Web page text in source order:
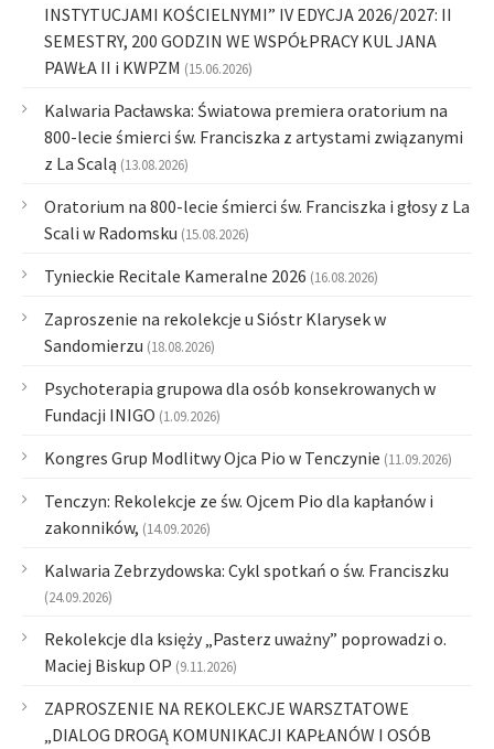
INSTYTUCJAMI KOŚCIELNYMI” IV EDYCJA 2026/2027: II
SEMESTRY, 200 GODZIN WE WSPÓŁPRACY KUL JANA
PAWŁA II i KWPZM (15.06.2026)
Kalwaria Pacławska: Światowa premiera oratorium na
800-lecie śmierci św. Franciszka z artystami związanymi
z La Scalą (13.08.2026)
Oratorium na 800-lecie śmierci św. Franciszka i głosy z La
Scali w Radomsku (15.08.2026)
Tynieckie Recitale Kameralne 2026 (16.08.2026)
Zaproszenie na rekolekcje u Sióstr Klarysek w
Sandomierzu (18.08.2026)
Psychoterapia grupowa dla osób konsekrowanych w
Fundacji INIGO (1.09.2026)
Kongres Grup Modlitwy Ojca Pio w Tenczynie (11.09.2026)
Tenczyn: Rekolekcje ze św. Ojcem Pio dla kapłanów i
zakonników, (14.09.2026)
Kalwaria Zebrzydowska: Cykl spotkań o św. Franciszku
(24.09.2026)
Rekolekcje dla księży „Pasterz uważny” poprowadzi o.
Maciej Biskup OP (9.11.2026)
ZAPROSZENIE NA REKOLEKCJE WARSZTATOWE
„DIALOG DROGĄ KOMUNIKACJI KAPŁANÓW I OSÓB